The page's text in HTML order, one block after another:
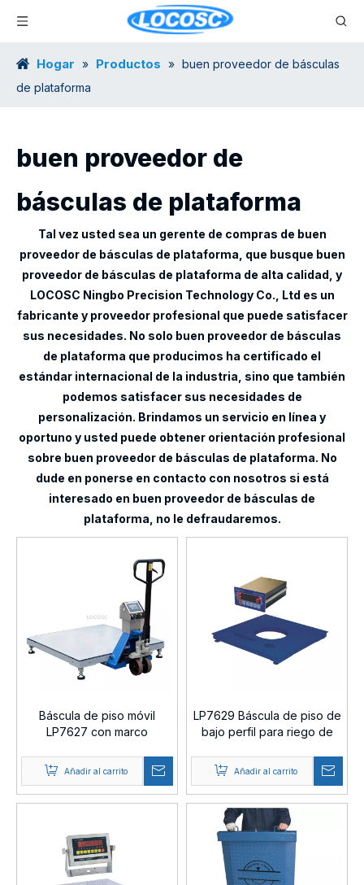
Hogar » Productos » buen proveedor de básculas
de plataforma
buen proveedor de
básculas de plataforma
Tal vez usted sea un gerente de compras de buen
proveedor de básculas de plataforma , que busque buen
proveedor de básculas de plataforma de alta calidad, y
LOCOSC Ningbo Precision Technology Co., Ltd es un
fabricante y proveedor profesional que puede satisfacer
sus necesidades. No solo buen proveedor de básculas
de plataforma que producimos ha certificado el
estándar internacional de la industria, sino que también
podemos satisfacer sus necesidades de
personalización. Brindamos un servicio en línea y
oportuno y usted puede obtener orientación profesional
sobre buen proveedor de básculas de plataforma. No
dude en ponerse en contacto con nosotros si está
interesado en buen proveedor de básculas de
plataforma , no le defraudaremos.
Báscula de piso móvil
LP7627 con marco
Añadir al carrito
LP7629 Báscula de piso de
bajo perfil para riego de
Añadir al carrito